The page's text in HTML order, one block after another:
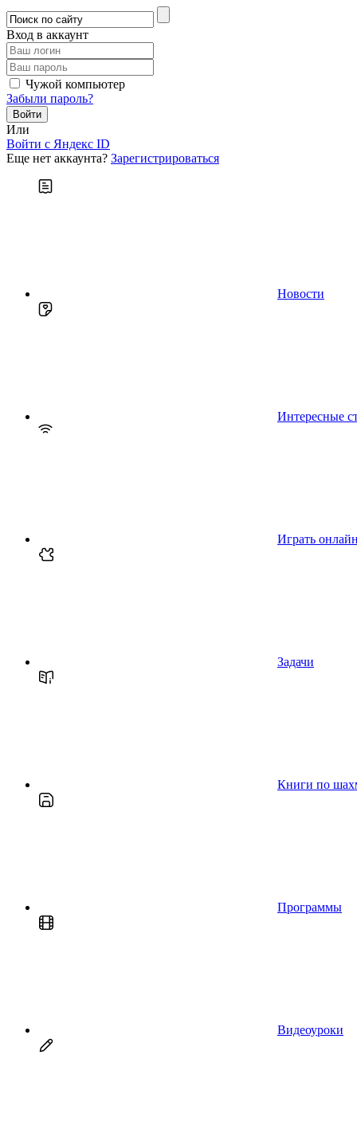
Вход в аккаунт
Чужой компьютер
Забыли пароль?
Или
Войти c Яндекс ID
Еще нет аккаунта? Зарегистрироваться
Новости
Интересные
Играть онлайн
Задачи
Книги по
Программы
Видеоуроки